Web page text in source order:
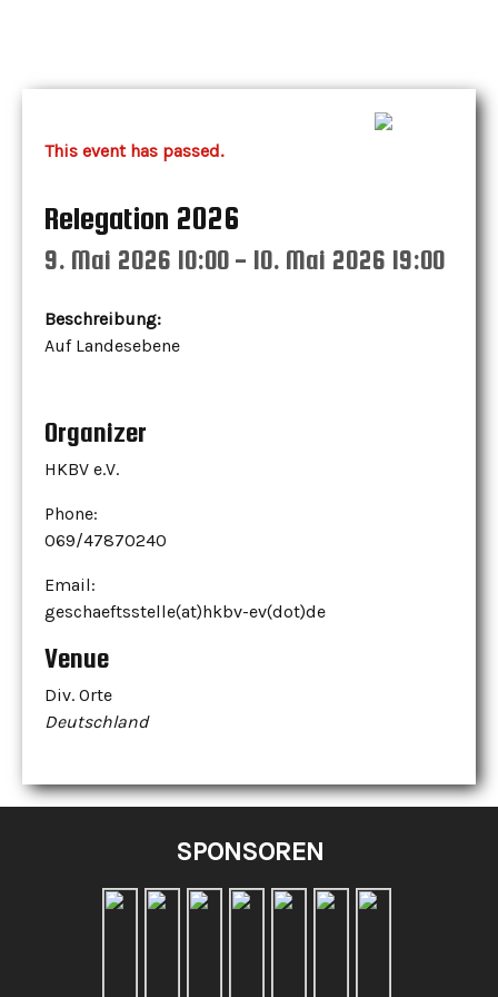
This event has passed.
Relegation 2026
9. Mai 2026 10:00 - 10. Mai 2026 19:00
Beschreibung:
Auf Landesebene
Venue
Div. Orte
Deutschland
Organizer
HKBV e.V.
Phone:
069/47870240
Email:
geschaeftsstelle(at)hkbv-ev(dot)de
SPONSOREN